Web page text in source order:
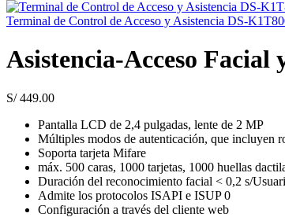
Terminal de Control de Acceso y Asistencia DS-
Asistencia-Acceso
S/449.00
Pantalla LCD de 2,4 pulgadas, lente de 2 MP
Múltiples modos de autenticación, que incluyen
Soporta tarjeta Mifare
máx. 500 caras, 1000 tarjetas, 1000 huellas
Duración del reconocimiento facial < 0,2 s/
Admite los protocolos ISAPI e ISUP 0
Configuración a través del cliente web